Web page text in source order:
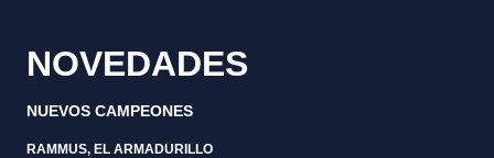
NOVEDADES
NUEVOS CAMPEONES
RAMMUS, EL ARMADURILLO